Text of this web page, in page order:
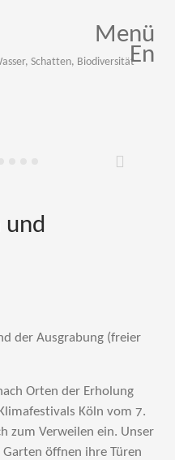
Schatten, Biodiversität
Menü
En
Weiter
und
der Ausgrabung (freier
Orten der Erholung
Köln vom 7.
zum Verweilen ein. Unser
öffnen ihre Türen